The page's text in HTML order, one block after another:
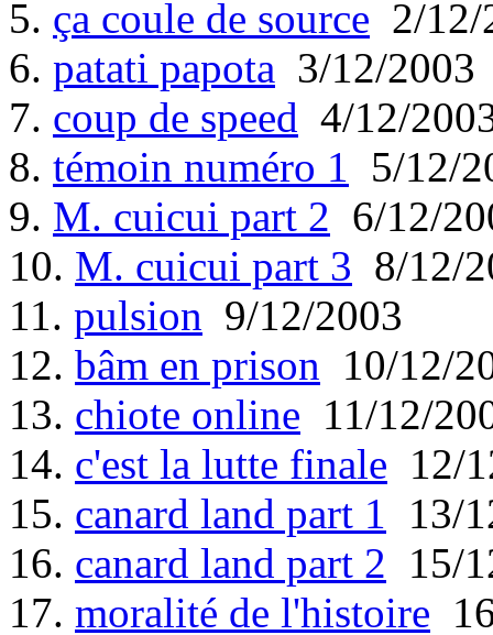
5. ça coule de source 2/12/
6. patati papota 3/12/2003
7. coup de speed 4/12/
8. témoin numéro 1 5/12/
9. M. cuicui part 2 6/12/
10. M. cuicui part 3 8/12/
11. pulsion 9/12/2003
12. bâm en prison 10/12/
13. chiote online 11/12/
14. c'est la lutte finale 12/
15. canard land part 1 13/
16. canard land part 2 15/
17. moralité de l'histoire